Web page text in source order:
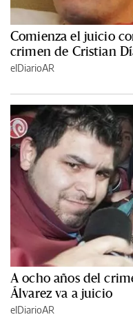
Comienza el juicio
crimen de Cristian
elDiarioAR
A ocho años del
Álvarez va a juicio
elDiarioAR